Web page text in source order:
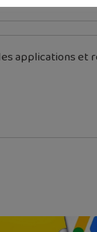
applications et